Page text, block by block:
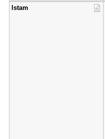
lstam